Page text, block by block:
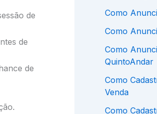
de
de
de
Como
Como
Como
QuintoAndar
Como
Venda
Como